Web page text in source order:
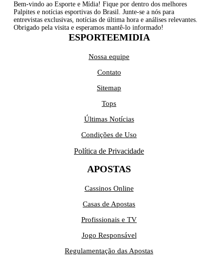
Bem-vindo ao Esporte e Mídia! Fique por dentro dos melhores
Palpites e notícias esportivas do Brasil. Junte-se a nós para
entrevistas exclusivas, notícias de última hora e análises relevantes.
Obrigado pela visita e esperamos mantê-lo informado!
ESPORTEEMIDIA
Nossa equipe
Contato
Sitemap
Tops
Últimas Notícias
Condições de Uso
Política de Privacidade
APOSTAS
Cassinos Online
Casas de Apostas
Profissionais e TV
Jogo Responsável
Regulamentação das Apostas